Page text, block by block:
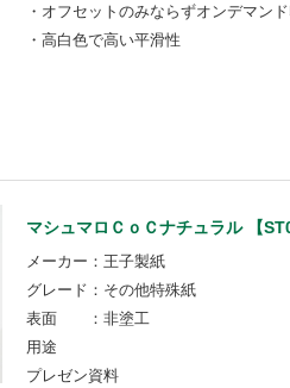
・オフセットのみならずオンデマン
・高白色で高い平滑性
マシュマロＣｏＣナチュラル 【
メーカー：王子製紙
グレード：その他特殊紙
表面 ：非塗工
用途
プレゼン資料